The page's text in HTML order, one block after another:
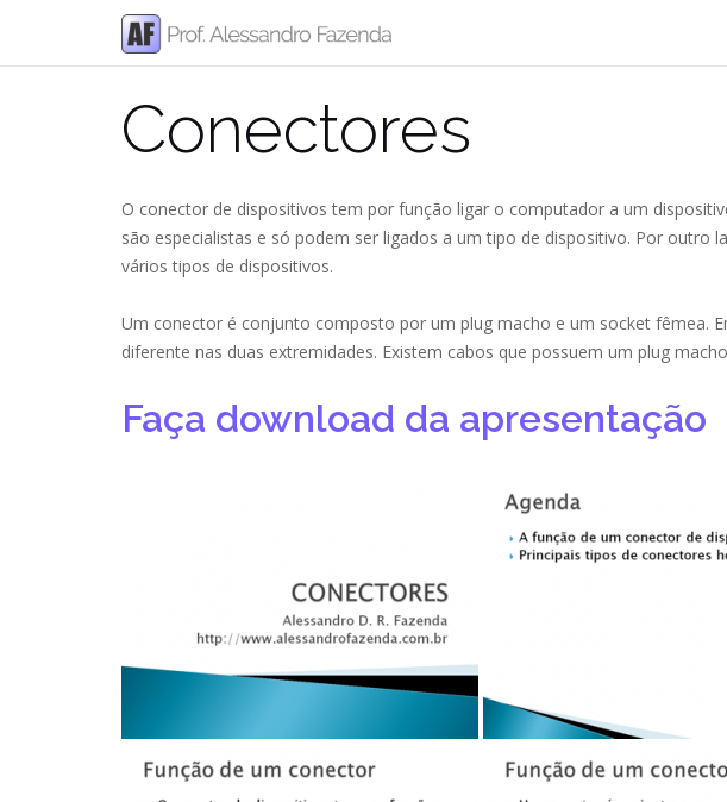
content
Conectores
O conector de dispositivos tem por função ligar o computador a um
são especialistas e só podem ser ligados a um tipo de dispositivo. Por outro
vários tipos de dispositivos.
Um conector é conjunto composto por um plug macho e um socket fêmea.
diferente nas duas extremidades. Existem cabos que possuem um plug
Faça download da apresentação